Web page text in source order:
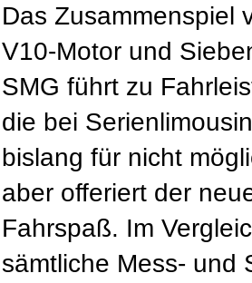
Das Zusammenspiel
V10-Motor und
SMG führt zu
die bei
bislang für nicht
aber offeriert der
Fahrspaß. Im
sämtliche Mess- und